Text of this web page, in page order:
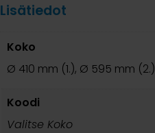
Lisätiedot
Koko
Ø 410 mm (1.), Ø 595 mm (2.)
Koodi
Valitse Koko